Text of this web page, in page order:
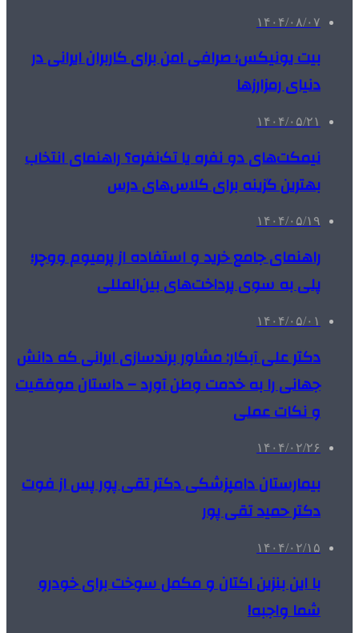
۱۴۰۴/۰۸/۰۷
بیت یونیکس؛ صرافی امن برای کاربران ایرانی در
دنیای رمزارزها
۱۴۰۴/۰۵/۲۱
نیمکت‌های دو نفره یا تک‌نفره؟ راهنمای انتخاب
بهترین گزینه برای کلاس‌های درس
۱۴۰۴/۰۵/۱۹
راهنمای جامع خرید و استفاده از پرمیوم ووچر؛
پلی به سوی پرداخت‌های بین‌المللی
۱۴۰۴/۰۵/۰۱
دکتر علی آبکار: مشاور برندسازی ایرانی که دانش
جهانی را به خدمت وطن آورد – داستان موفقیت
و نکات عملی
۱۴۰۴/۰۲/۲۶
بیمارستان دامپزشکی دکتر تقی پور پس از فوت
دکتر حمید تقی پور
۱۴۰۴/۰۲/۱۵
با این بنزین اکتان و مکمل سوخت برای خودرو
شما واجبه!